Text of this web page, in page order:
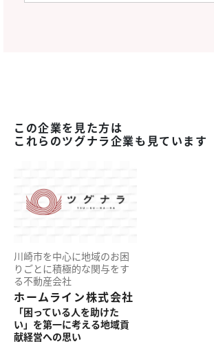
この企業を見た方は
これらのツグナラ企業も見ています
川崎市を中心に地域のお困
りごとに積極的な関与をす
る不動産会社
ホームライン株式会社
「困っている人を助けた
い」を第一に考える地域貢
献経営への思い